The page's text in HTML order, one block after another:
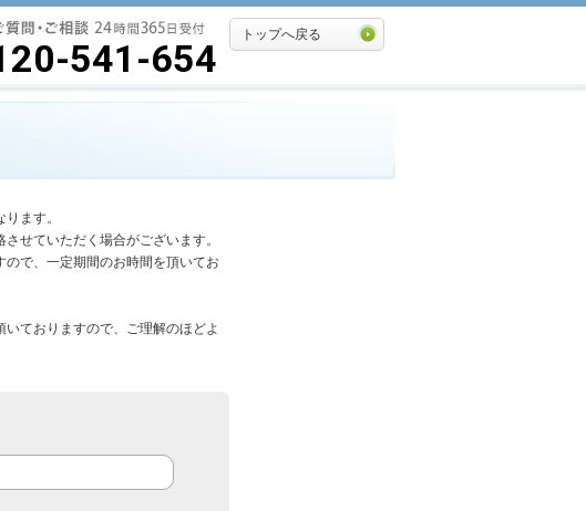
541-654
トップへ戻る
ます。
せていただく場合がございます。
で、一定期間のお時間を頂いてお
ておりますので、ご理解のほどよ